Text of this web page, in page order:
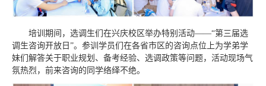
培训期间，选调生们在兴庆校区举办特别活动——“第三届选
调生咨询开放日”。参训学员们在各省市区的咨询点位上为学弟学
妹们解答关于职业规划、备考经验、选调政策等问题，活动现场气
氛热烈，前来咨询的同学络绎不绝。